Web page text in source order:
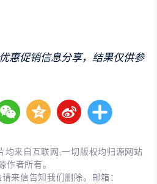
惠促销信息分享，结果仅供参
均来自互联网,一切版权均归源网站
作者所有。
来信告知我们删除。邮箱：